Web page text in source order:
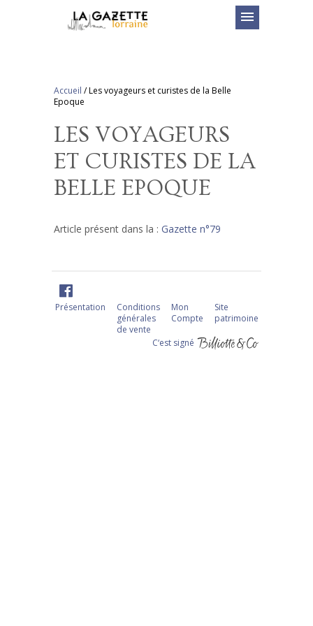
menu
Accueil /Les voyageurs et curistes de la Belle
Epoque
LES VOYAGEURS
ET CURISTES DE LA
BELLE EPOQUE
Article présent dans la : Gazette n°79
Présentation
Conditions
générales
de vente
Mon
Compte
Site
patrimoine
C‘est signé